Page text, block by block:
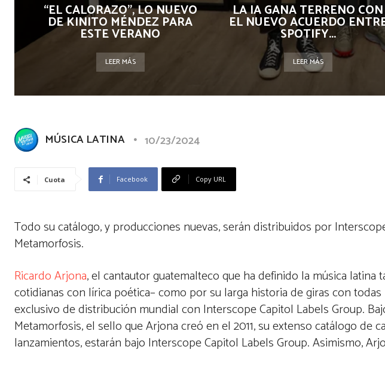
“EL CALORAZO”, LO NUEVO
DE KINITO MÉNDEZ PARA
ESTE VERANO
LEER MÁS
LA IA GANA TERRENO CON
EL NUEVO ACUERDO
SPOTIFY...
LEER MÁS
MÚSICA LATINA 10/23/2024
Cuota Facebook Copy URL
Todo su catálogo, y producciones nuevas, serán distribuidos por
Metamorfosis.
Ricardo Arjona, el cantautor guatemalteco que ha definido la música
cotidianas con lírica poética– como por su larga historia de giras con
exclusivo de distribución mundial con Interscope Capitol Labels Group.
Metamorfosis, el sello que Arjona creó en el 2011, su extenso catálogo de
lanzamientos, estarán bajo Interscope Capitol Labels Group. Asimismo,